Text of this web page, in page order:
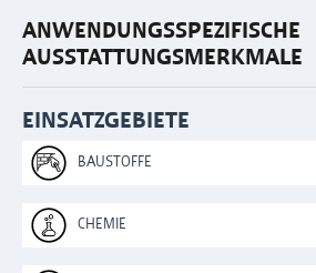
ANWENDUNGSSPEZIFISCHE
AUSSTATTUNGSMERKMALE
EINSATZGEBIETE
BAUSTOFFE
CHEMIE